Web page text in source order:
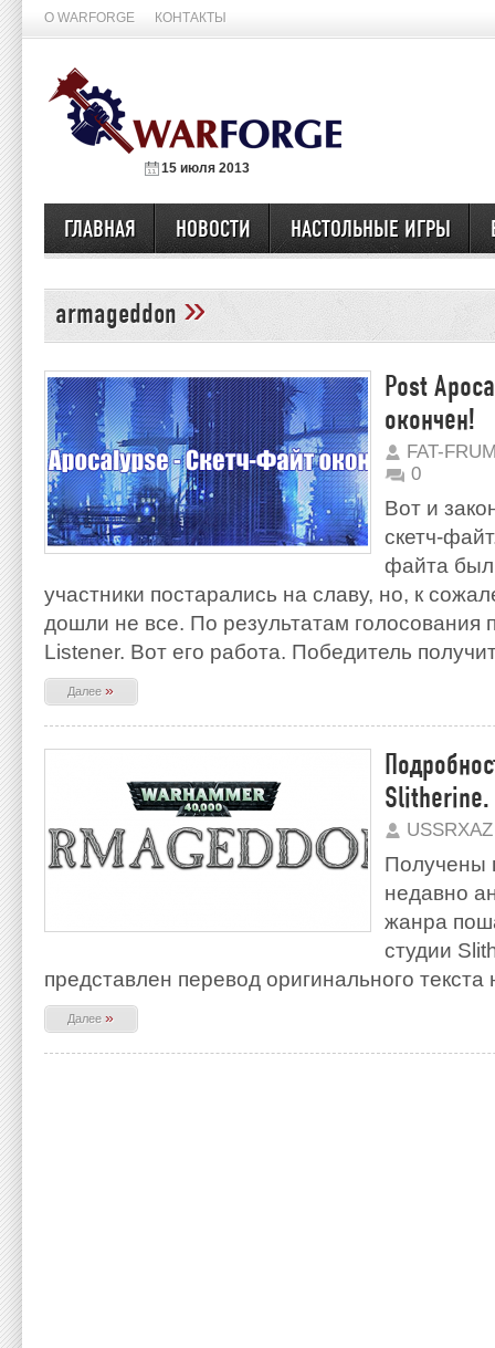
О WARFORGE КОНТАКТЫ
15 июля 2013
ГЛАВНАЯ НОВОСТИ НАСТОЛЬНЫЕ ИГРЫ
armageddon »
Post
окончен!
FAT-
0
Вот и
скетч-
файта был
участники постарались на славу, но, к
дошли не все. По результатам голосования
Listener. Вот его работа. Победитель
Далее»
Slitherine.
USSRXAZ
Получены
недавно
жанра
студии
представлен перевод оригинального текста
Далее»